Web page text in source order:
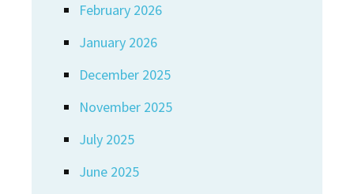
February 2026
January 2026
December 2025
November 2025
July 2025
June 2025